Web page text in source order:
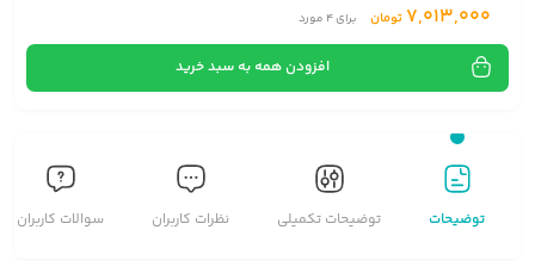
7,013,000 تومان برای4مورد
افزودن همه به سبد خرید
توضیحات توضیحات تکمیلی نظرات کاربران سوالات کاربران